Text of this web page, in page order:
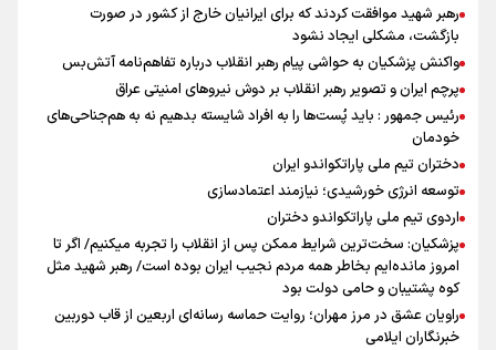
رهبر شهید موافقت کردند که برای ایرانیان خارج از کشور در صورت
بازگشت، مشکلی ایجاد نشود
واکنش پزشکیان به حواشی پیام رهبر انقلاب درباره تفاهم‌نامه آتش‌بس
پرچم ایران و تصویر رهبر انقلاب بر دوش نیروهای امنیتی عراق
رئیس جمهور : باید پُست‌ها را به افراد شایسته بدهیم نه به هم‌جناحی‌های
خودمان
دختران تیم ملی پاراتکواندو ایران
توسعه انرژی خورشیدی؛ نیازمند اعتمادسازی
اردوی تیم ملی پاراتکواندو دختران
پزشکیان: سخت‌ترین شرایط ممکن پس از انقلاب را تجربه میکنیم/ اگر تا
امروز مانده‌ایم بخاطر همه‌ مردم نجیب ایران بوده است/ رهبر شهید مثل
کوه پشتیبان و حامی دولت بود
راویان عشق در مرز مهران؛ روایت حماسه‌ رسانه‌ای اربعین از قاب دوربین
خبرنگاران ایلامی